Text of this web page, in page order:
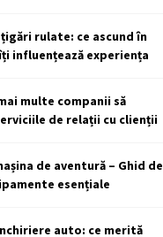
rulate: ce ascund în
influențează experiența
multe companii să
de relații cu clienții
de aventură – Ghid de
esențiale
auto: ce merită